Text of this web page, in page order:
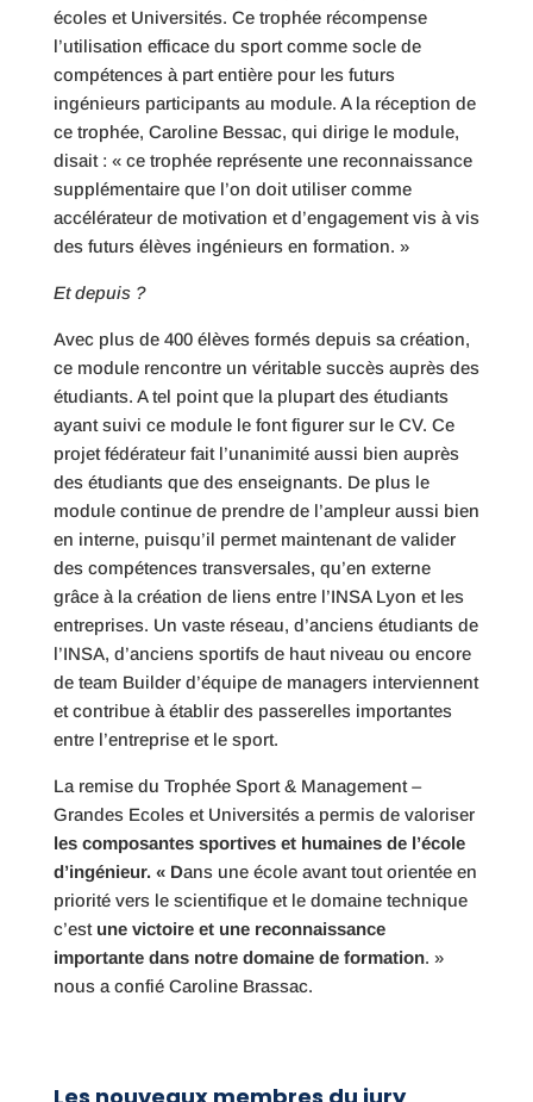
écoles et Universités. Ce trophée récompense
l’utilisation efficace du sport comme socle de
compétences à part entière pour les futurs
ingénieurs participants au module. A la réception de
ce trophée, Caroline Bessac, qui dirige le module,
disait : « ce trophée représente une reconnaissance
supplémentaire que l’on doit utiliser comme
accélérateur de motivation et d’engagement vis à vis
des futurs élèves ingénieurs en formation. »
Et depuis ?
Avec plus de 400 élèves formés depuis sa création,
ce module rencontre un véritable succès auprès des
étudiants. A tel point que la plupart des étudiants
ayant suivi ce module le font figurer sur le CV. Ce
projet fédérateur fait l’unanimité aussi bien auprès
des étudiants que des enseignants. De plus le
module continue de prendre de l’ampleur aussi bien
en interne, puisqu’il permet maintenant de valider
des compétences transversales, qu’en externe
grâce à la création de liens entre l’INSA Lyon et les
entreprises. Un vaste réseau, d’anciens étudiants de
l’INSA, d’anciens sportifs de haut niveau ou encore
de team Builder d’équipe de managers interviennent
et contribue à établir des passerelles importantes
entre l’entreprise et le sport.
La remise du Trophée Sport & Management –
Grandes Ecoles et Universités a permis de valoriser
les composantes sportives et humaines de l’école
d’ingénieur. « Dans une école avant tout orientée en
priorité vers le scientifique et le domaine technique
c’est une victoire et une reconnaissance
importante dans notre domaine de formation. »
nous a confié Caroline Brassac.